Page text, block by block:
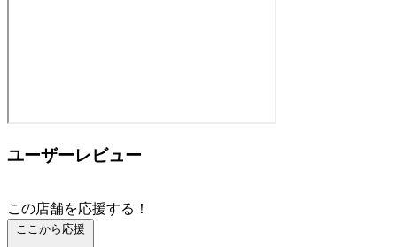
ユーザーレビュー
この店舗を応援する！
ここから応援